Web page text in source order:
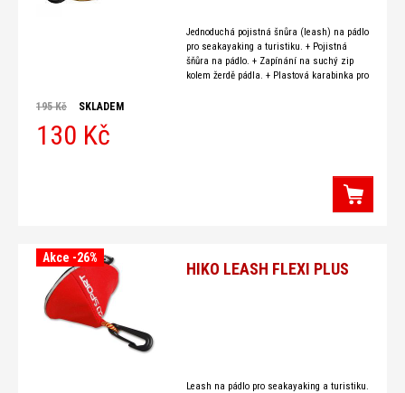
Jednoduchá pojistná šnůra (leash) na pádlo
pro seakayaking a turistiku. + Pojistná
šňůra na pádlo. + Zapínání na suchý zip
kolem žerdě pádla. + Plastová karabinka pro
195 Kč SKLADEM
130 Kč
HIKO LEASH FLEXI PLUS
Akce -26%
Leash na pádlo pro seakayaking a turistiku.